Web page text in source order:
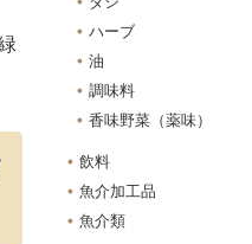
ハーブ
油
調味料
香味野菜（薬味）
飲料
魚介加工品
魚介類